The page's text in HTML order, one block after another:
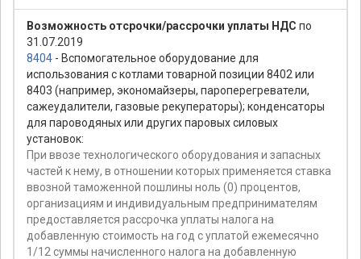
Возможность отсрочки/рассрочки уплаты НДС по
31.07.2019
8404 - Вспомогательное оборудование для
использования с котлами товарной позиции 8402 или
8403 (например, экономайзеры, пароперегреватели,
сажеудалители, газовые рекуператоры); конденсаторы
для пароводяных или других паровых силовых
установок:
При ввозе технологического оборудования и запасных
частей к нему, в отношении которых применяется ставка
ввозной таможенной пошлины ноль (0) процентов,
организациям и индивидуальным предпринимателям
предоставляется рассрочка уплаты налога на
добавленную стоимость на год с уплатой ежемесячно
1/12 суммы начисленного налога на добавленную